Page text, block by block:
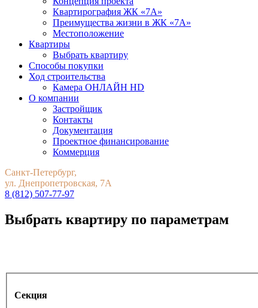
Квартирография ЖК «7А»
Преимущества жизни в ЖК «7А»
Местоположение
Квартиры
Выбрать квартиру
Способы покупки
Ход строительства
Камера ОНЛАЙН HD
О компании
Застройщик
Контакты
Документация
Проектное финансирование
Коммерция
Санкт-Петербург,
ул. Днепропетровская, 7А
8 (812) 507-77-97
Выбрать квартиру по параметрам
Секция